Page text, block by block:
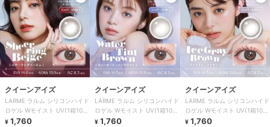
クイーンアイズ
LARME ラルム シリコンハイド
ロゲル Wモイスト UV(1箱10
枚)
¥ 1,760
クイーンアイズ
LARME ラルム シリコンハイド
ロゲル Wモイスト UV(1箱10
枚)
¥ 1,760
クイーンアイズ
LARME ラルム シリコンハイド
ロゲル Wモイスト UV(1箱10
枚)
¥ 1,760